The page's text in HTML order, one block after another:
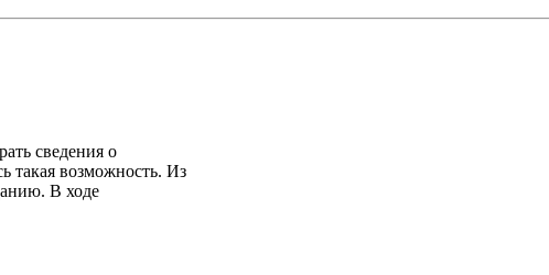
сведения о
такая возможность. Из
В ходе